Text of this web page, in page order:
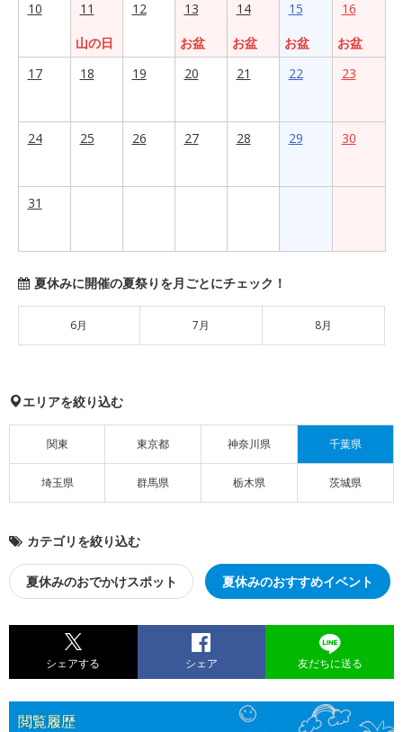
10
11
山の日
12
13
お盆
14
お盆
15
お盆
16
お盆
17
18 19 20 21 22 23
24 25 26 27 28 29 30
31
夏休みに開催の夏祭りを月ごとにチェック！
6月 7月 8月
エリアを絞り込む
関東 東京都 神奈川県 千葉県
埼玉県 群馬県 栃木県 茨城県
カテゴリを絞り込む
夏休みのおでかけスポット 夏休みのおすすめイベント
シェアする シェア 友だちに送る
閲覧履歴